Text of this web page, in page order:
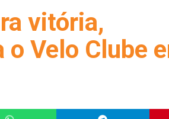
vitória,
Velo Clube